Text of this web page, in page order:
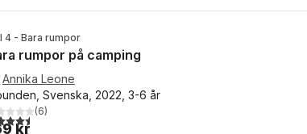
4 - Bara rumpor
rumpor på camping
Annika Leone
Svenska, 2022, 3-6 år
utav 5 stjärnor. Totalt antal röster:
(6)
kr